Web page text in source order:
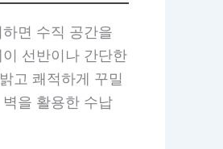
면 수직 공간을
선반이나 간단한
고 쾌적하게 꾸밀
을 활용한 수납